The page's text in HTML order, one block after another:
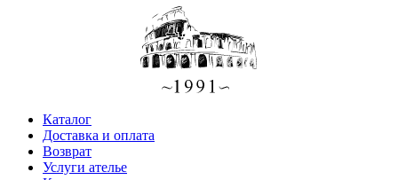
Каталог
Доставка и оплата
Возврат
Услуги ателье